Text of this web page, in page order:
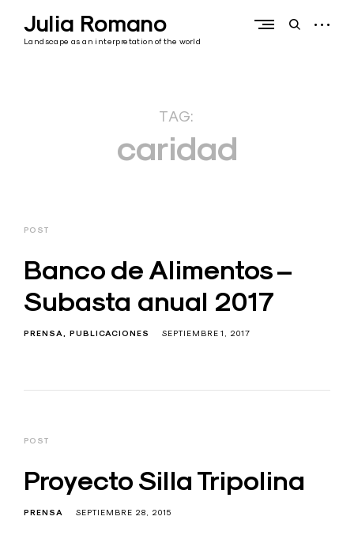
contentJulia Romano
Landscape as an interpretation of the world
openopen
TAG:
caridad
POST
Banco de Alimentos –
Subasta anual 2017
PRENSA PUBLICACIONES SEPTIEMBRE 1, 2017
POST
Proyecto Silla Tripolina
PRENSA SEPTIEMBRE 28, 2015